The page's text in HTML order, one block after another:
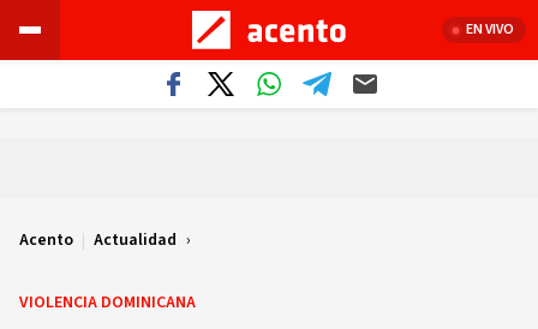
EN VIVO
Acento | Actualidad
VIOLENCIA DOMINICANA